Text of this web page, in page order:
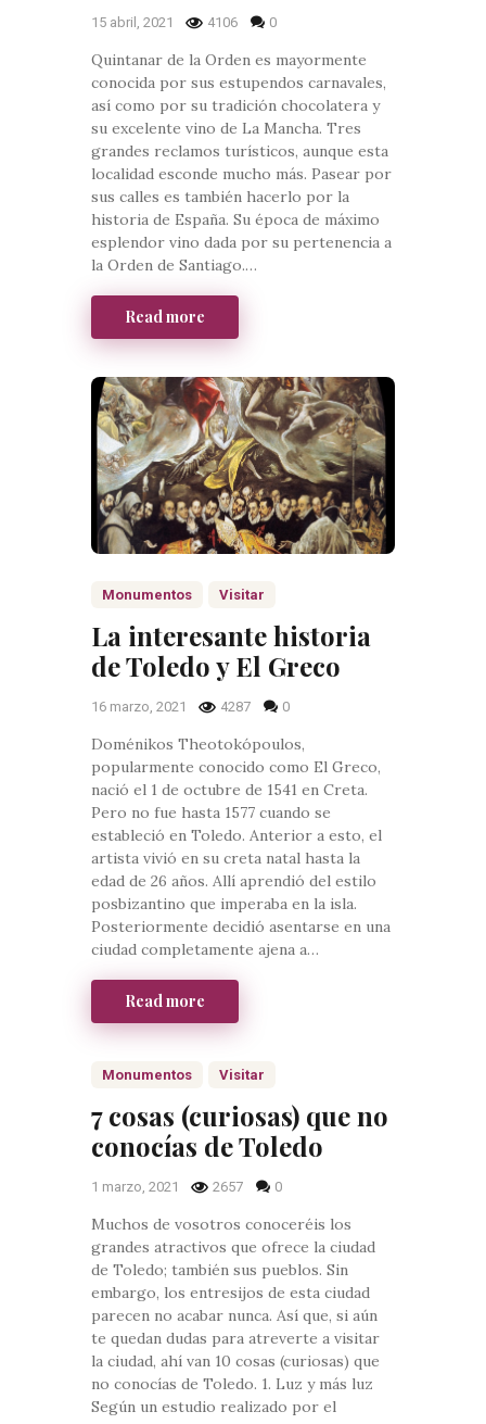
15 abril, 2021 4106 0
Quintanar de la Orden es mayormente
conocida por sus estupendos carnavales,
así como por su tradición chocolatera y
su excelente vino de La Mancha. Tres
grandes reclamos turísticos, aunque esta
localidad esconde mucho más. Pasear por
sus calles es también hacerlo por la
historia de España. Su época de máximo
esplendor vino dada por su pertenencia a
la Orden de Santiago.…
Read more
Monumentos Visitar
La interesante historia
de Toledo y El Greco
16 marzo, 2021 4287 0
Doménikos Theotokópoulos,
popularmente conocido como El Greco,
nació el 1 de octubre de 1541 en Creta.
Pero no fue hasta 1577 cuando se
estableció en Toledo. Anterior a esto, el
artista vivió en su creta natal hasta la
edad de 26 años. Allí aprendió del estilo
posbizantino que imperaba en la isla.
Posteriormente decidió asentarse en una
ciudad completamente ajena a…
Read more
Monumentos Visitar
7 cosas (curiosas) que no
conocías de Toledo
1 marzo, 2021 2657 0
Muchos de vosotros conoceréis los
grandes atractivos que ofrece la ciudad
de Toledo; también sus pueblos. Sin
embargo, los entresijos de esta ciudad
parecen no acabar nunca. Así que, si aún
te quedan dudas para atreverte a visitar
la ciudad, ahí van 10 cosas (curiosas) que
no conocías de Toledo. 1. Luz y más luz
Según un estudio realizado por el